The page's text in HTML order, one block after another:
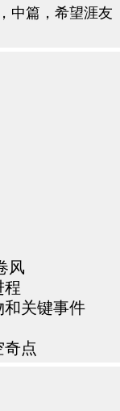
中篇，希望涯友
风
程
关键事件
点